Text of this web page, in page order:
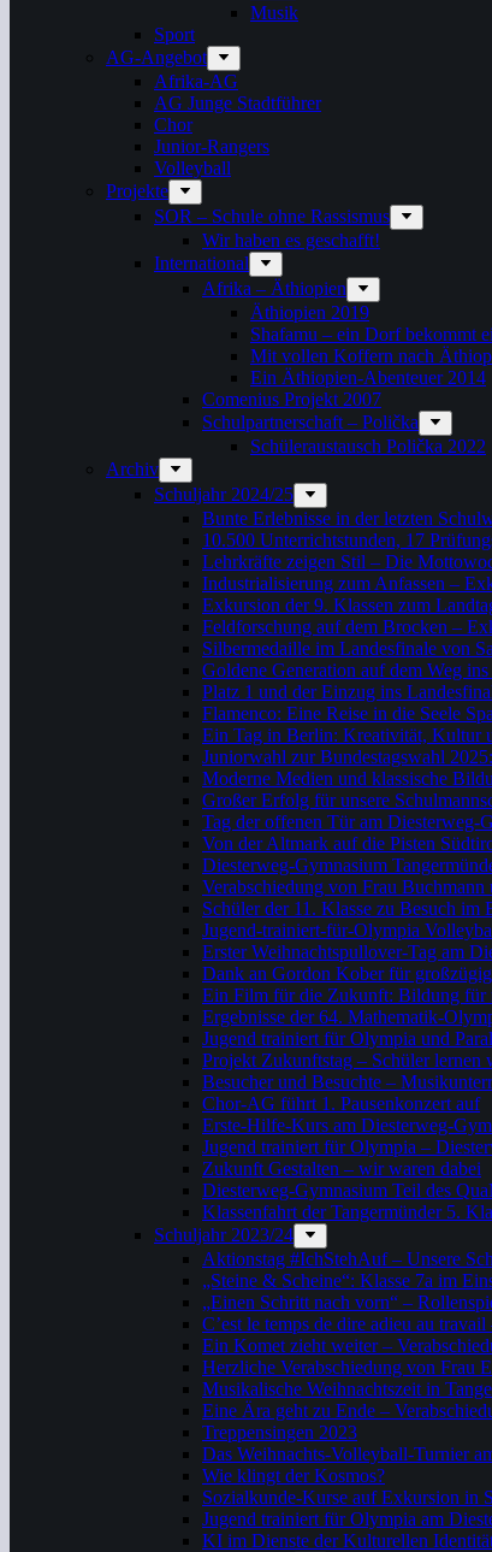
Musik
Sport
AG-Angebot
Afrika-AG
AG Junge Stadtführer
Chor
Junior-Rangers
Volleyball
Projekte
SOR – Schule ohne Rassismus
Wir haben es geschafft!
International
Afrika – Äthiopien
Äthiopien 2019
Shafamu – ein Dorf bekommt
Mit vollen Koffern nach
Ein Äthiopien-Abenteuer 2014
Comenius Projekt 2007
Schulpartnerschaft – Polička
Schüleraustausch Polička 2022
Archiv
Schuljahr 2024/25
Bunte Erlebnisse in der letzten
10.500 Unterrichtstunden, 17
Lehrkräfte zeigen Stil – Die
Industrialisierung zum Anfassen –
Exkursion der 9. Klassen zum
Feldforschung auf dem Brocken –
Silbermedaille im Landesfinale von
Goldene Generation auf dem Weg
Platz 1 und der Einzug ins
Flamenco: Eine Reise in die Seele
Ein Tag in Berlin: Kreativität, Kultur
Juniorwahl zur Bundestagswahl
Moderne Medien und klassische
Großer Erfolg für unsere
Tag der offenen Tür am Diesterweg-
Von der Altmark auf die Pisten
Diesterweg-Gymnasium
Verabschiedung von Frau
Schüler der 11. Klasse zu Besuch im
Jugend-trainiert-für-Olympia
Erster Weihnachtspullover-Tag am
Dank an Gordon Kober für
Ein Film für die Zukunft: Bildung für
Ergebnisse der 64. Mathematik-
Jugend trainiert für Olympia und
Projekt Zukunftstag – Schüler lernen
Besucher und Besuchte –
Chor-AG führt 1. Pausenkonzert auf
Erste-Hilfe-Kurs am Diesterweg-
Jugend trainiert für Olympia –
Zukunft Gestalten – wir waren dabei
Diesterweg-Gymnasium Teil des
Klassenfahrt der Tangermünder 5.
Schuljahr 2023/24
Aktionstag #IchStehAuf – Unsere
„Steine & Scheine“: Klasse 7a im
„Einen Schritt nach vorn“ –
C’est le temps de dire adieu au
Ein Komet zieht weiter –
Herzliche Verabschiedung von Frau
Musikalische Weihnachtszeit in
Eine Ära geht zu Ende –
Treppensingen 2023
Das Weihnachts-Volleyball-Turnier
Wie klingt der Kosmos?
Sozialkunde-Kurse auf Exkursion in
Jugend trainiert für Olympia am
KI im Dienste der Kulturellen